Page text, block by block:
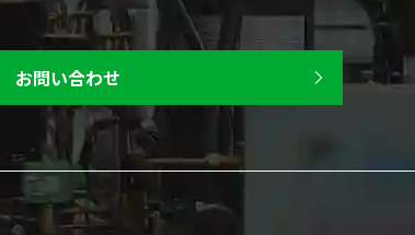
お問い合わせ